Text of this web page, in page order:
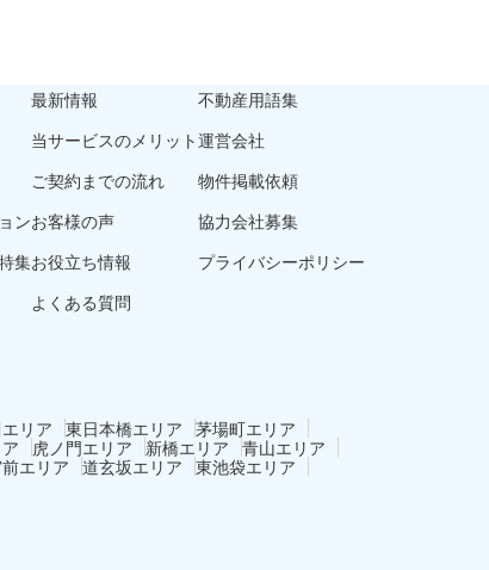
ン
集
最新情報
当サービスのメリット
ご契約までの流れ
お客様の声
お役立ち情報
よくある質問
不動産用語集
運営会社
物件掲載依頼
協力会社募集
プライバシーポリシー
リア 東日本橋エリア 茅場町エリア
虎ノ門エリア 新橋エリア 青山エリア
エリア 道玄坂エリア 東池袋エリア